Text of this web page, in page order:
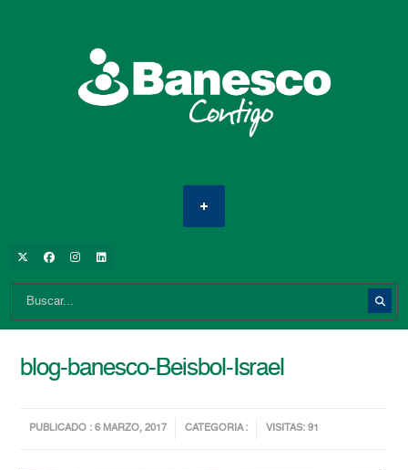
blog-banesco-Beisbol-Israel
PUBLICADO : 6 MARZO, 2017 CATEGORIA : VISITAS: 91